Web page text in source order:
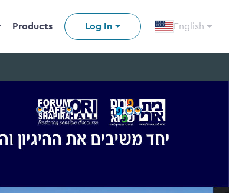
Products Log In English